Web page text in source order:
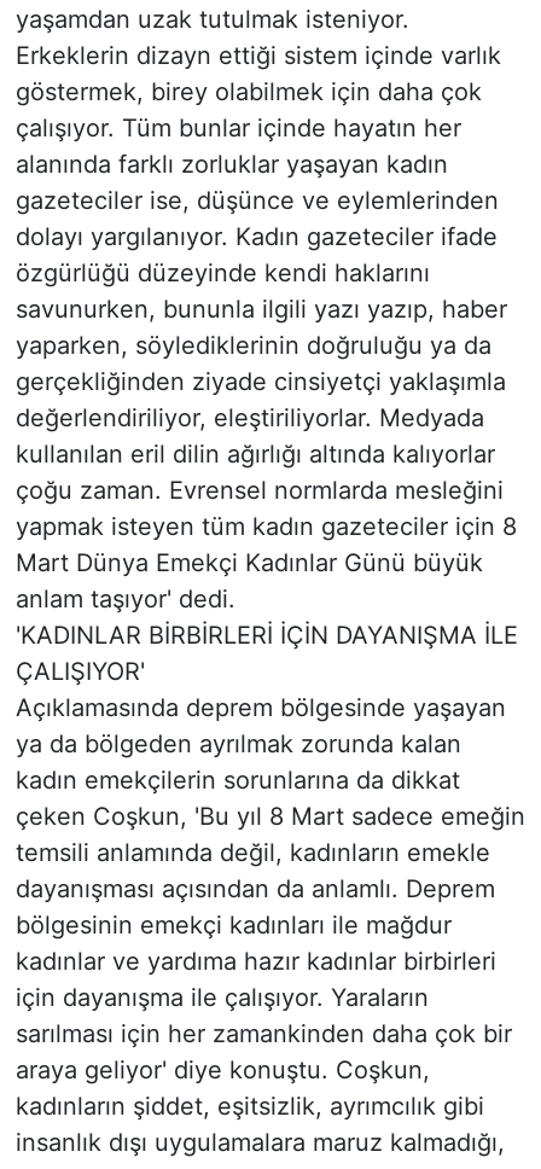
yaşamdan uzak tutulmak isteniyor.
Erkeklerin dizayn ettiği sistem içinde varlık
göstermek, birey olabilmek için daha çok
çalışıyor. Tüm bunlar içinde hayatın her
alanında farklı zorluklar yaşayan kadın
gazeteciler ise, düşünce ve eylemlerinden
dolayı yargılanıyor. Kadın gazeteciler ifade
özgürlüğü düzeyinde kendi haklarını
savunurken, bununla ilgili yazı yazıp, haber
yaparken, söylediklerinin doğruluğu ya da
gerçekliğinden ziyade cinsiyetçi yaklaşımla
değerlendiriliyor, eleştiriliyorlar. Medyada
kullanılan eril dilin ağırlığı altında kalıyorlar
çoğu zaman. Evrensel normlarda mesleğini
yapmak isteyen tüm kadın gazeteciler için 8
Mart Dünya Emekçi Kadınlar Günü büyük
anlam taşıyor' dedi.
'KADINLAR BİRBİRLERİ İÇİN DAYANIŞMA İLE
ÇALIŞIYOR'
Açıklamasında deprem bölgesinde yaşayan
ya da bölgeden ayrılmak zorunda kalan
kadın emekçilerin sorunlarına da dikkat
çeken Coşkun, 'Bu yıl 8 Mart sadece emeğin
temsili anlamında değil, kadınların emekle
dayanışması açısından da anlamlı. Deprem
bölgesinin emekçi kadınları ile mağdur
kadınlar ve yardıma hazır kadınlar birbirleri
için dayanışma ile çalışıyor. Yaraların
sarılması için her zamankinden daha çok bir
araya geliyor' diye konuştu. Coşkun,
kadınların şiddet, eşitsizlik, ayrımcılık gibi
insanlık dışı uygulamalara maruz kalmadığı,